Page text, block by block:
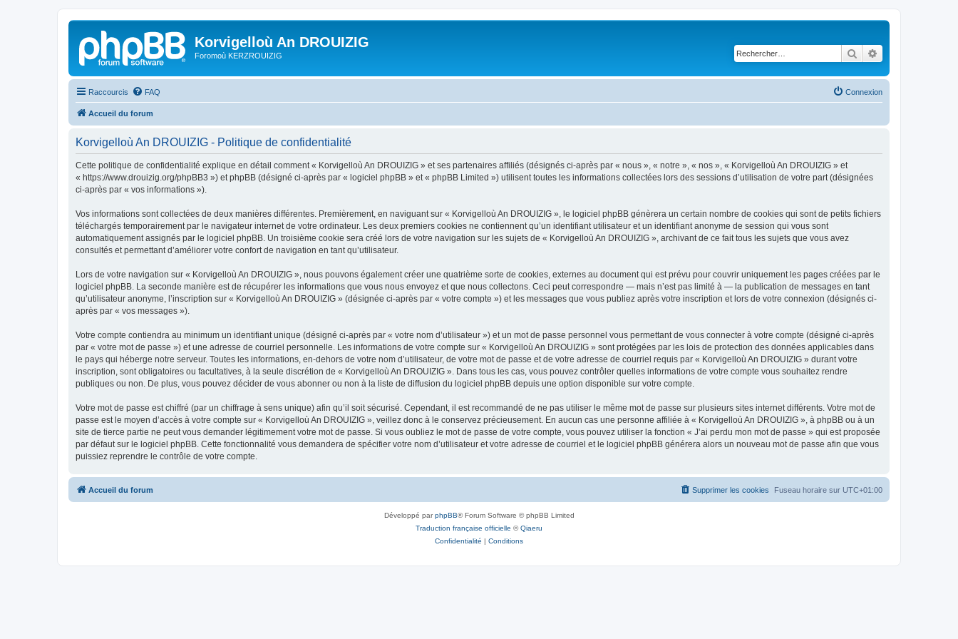
Korvigelloù An DROUIZIG
Foromoù KERZROUIZIG Rechercher
Raccourcis FAQ Connexion
Accueil du forum
Korvigelloù An DROUIZIG - Politique de confidentialité
Cette politique de confidentialité explique en détail comment « Korvigelloù An DROUIZIG » et ses partenaires affiliés (désignés ci-après par « nous », « notre », « nos », « Korvigelloù An DROUIZIG » et
« https://www.drouizig.org/phpBB3 ») et phpBB (désigné ci-après par « logiciel phpBB » et « phpBB Limited ») utilisent toutes les informations collectées lors des sessions d’utilisation de votre part (désignées
ci-après par « vos informations »).
Vos informations sont collectées de deux manières différentes. Premièrement, en naviguant sur « Korvigelloù An DROUIZIG », le logiciel phpBB génèrera un certain nombre de cookies qui sont de petits fichiers
téléchargés temporairement par le navigateur internet de votre ordinateur. Les deux premiers cookies ne contiennent qu’un identifiant utilisateur et un identifiant anonyme de session qui vous sont
automatiquement assignés par le logiciel phpBB. Un troisième cookie sera créé lors de votre navigation sur les sujets de « Korvigelloù An DROUIZIG », archivant de ce fait tous les sujets que vous avez
consultés et permettant d’améliorer votre confort de navigation en tant qu’utilisateur.
Lors de votre navigation sur « Korvigelloù An DROUIZIG », nous pouvons également créer une quatrième sorte de cookies, externes au document qui est prévu pour couvrir uniquement les pages créées par le
logiciel phpBB. La seconde manière est de récupérer les informations que vous nous envoyez et que nous collectons. Ceci peut correspondre — mais n’est pas limité à — la publication de messages en tant
qu’utilisateur anonyme, l’inscription sur « Korvigelloù An DROUIZIG » (désignée ci-après par « votre compte ») et les messages que vous publiez après votre inscription et lors de votre connexion (désignés ci-
après par « vos messages »).
Votre compte contiendra au minimum un identifiant unique (désigné ci-après par « votre nom d’utilisateur ») et un mot de passe personnel vous permettant de vous connecter à votre compte (désigné ci-après
par « votre mot de passe ») et une adresse de courriel personnelle. Les informations de votre compte sur « Korvigelloù An DROUIZIG » sont protégées par les lois de protection des données applicables dans
le pays qui héberge notre serveur. Toutes les informations, en-dehors de votre nom d’utilisateur, de votre mot de passe et de votre adresse de courriel requis par « Korvigelloù An DROUIZIG » durant votre
inscription, sont obligatoires ou facultatives, à la seule discrétion de « Korvigelloù An DROUIZIG ». Dans tous les cas, vous pouvez contrôler quelles informations de votre compte vous souhaitez rendre
publiques ou non. De plus, vous pouvez décider de vous abonner ou non à la liste de diffusion du logiciel phpBB depuis une option disponible sur votre compte.
Votre mot de passe est chiffré (par un chiffrage à sens unique) afin qu’il soit sécurisé. Cependant, il est recommandé de ne pas utiliser le même mot de passe sur plusieurs sites internet différents. Votre mot de
passe est le moyen d’accès à votre compte sur « Korvigelloù An DROUIZIG », veillez donc à le conservez précieusement. En aucun cas une personne affiliée à « Korvigelloù An DROUIZIG », à phpBB ou à un
site de tierce partie ne peut vous demander légitimement votre mot de passe. Si vous oubliez le mot de passe de votre compte, vous pouvez utiliser la fonction « J’ai perdu mon mot de passe » qui est proposée
par défaut sur le logiciel phpBB. Cette fonctionnalité vous demandera de spécifier votre nom d’utilisateur et votre adresse de courriel et le logiciel phpBB générera alors un nouveau mot de passe afin que vous
puissiez reprendre le contrôle de votre compte.
Accueil du forum Fuseau horaire sur UTC+01:00
Supprimer les cookies
Développé parphpBB® Forum Software © phpBB Limited
Traduction française officielle ©Qiaeru
Confidentialité | Conditions